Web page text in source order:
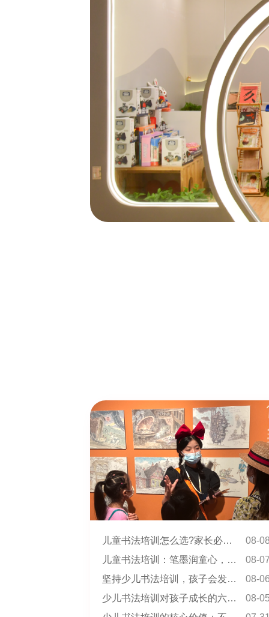
儿童书法培训怎么选?家长必看的科学选课指南
08-
儿童书法培训：笔墨润童心，书写启人生
08-
坚持少儿书法培训，孩子会发生哪些惊人变化?
08-
少儿书法培训对孩子成长的六大核心帮助
08-